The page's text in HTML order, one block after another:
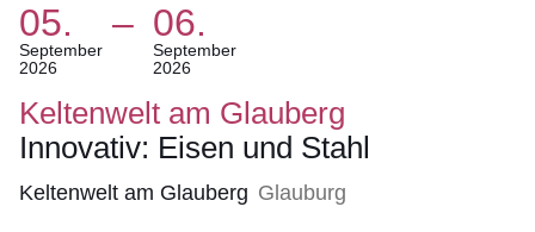
05.
September
2026
– 06.
September
2026
(Termin:
05.
September
Bis
06.
Keltenwelt am Glauberg
Innovativ: Eisen und Stahl
Keltenwelt am Glauberg Glauburg